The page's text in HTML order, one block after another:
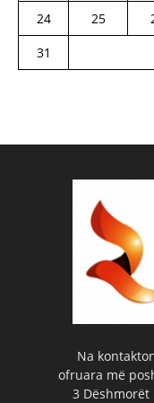
24
25
31
Na
ofruara më
3 Dëshmorët